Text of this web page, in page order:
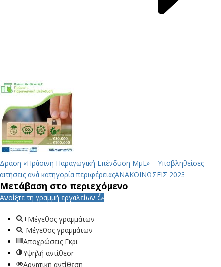
Δράση «Πράσινη Παραγωγική Επένδυση ΜμΕ» – Υποβληθείσες
αιτήσεις ανά κατηγορία περιφέρειαςΑΝΑΚΟΙΝΩΣΕΙΣ 2023
Μετάβαση στο περιεχόμενο
Ανοίξτε τη γραμμή εργαλείων
+Μέγεθος γραμμάτων
-Μέγεθος γραμμάτων
Αποχρώσεις Γκρι
Υψηλή αντίθεση
Αρνητική αντίθεση